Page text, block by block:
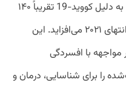
شیوع شرایط رفتاری در ایالات متحده به دلیل کووید-19 تقریباً ۱۴۰
میلیارد دلار به هزینه‌های سلامت در انتهای ۲۰۲۱ می‌افزاید. این
با افسردگی
را برای شناسایی، درمان و